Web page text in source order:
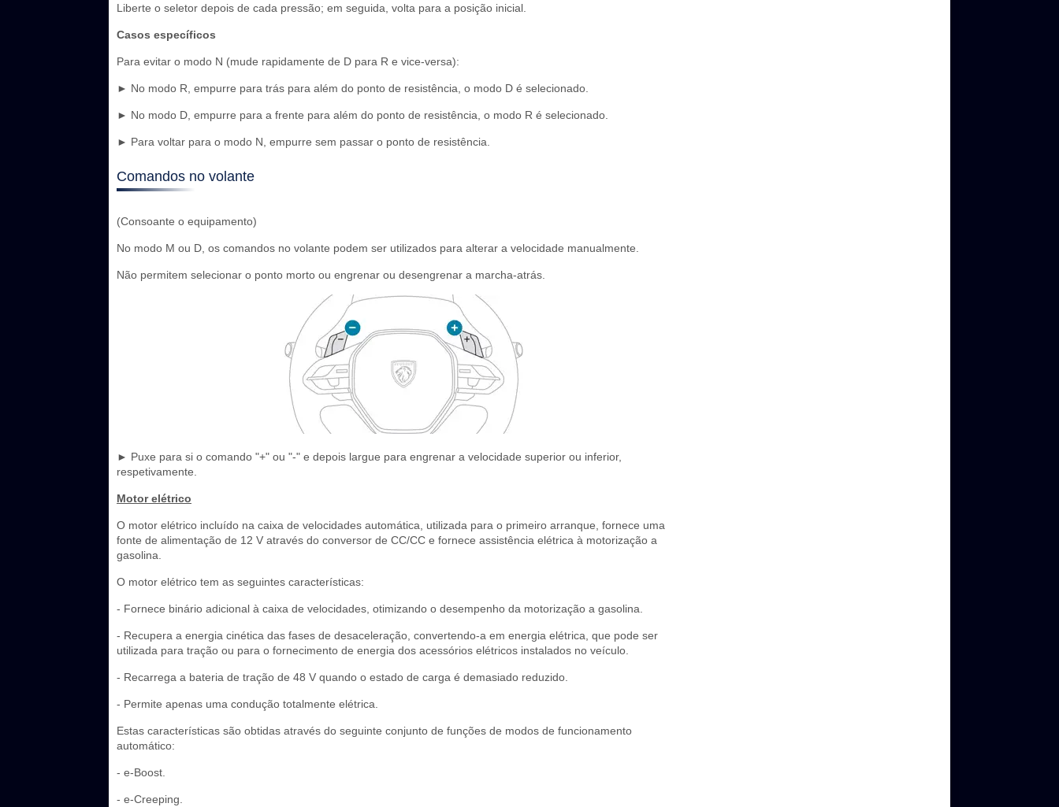
Liberte o seletor depois de cada pressão; em seguida, volta para a posição inicial.
Casos específicos
Para evitar o modo N (mude rapidamente de D para R e vice-versa):
► No modo R, empurre para trás para além do ponto de resistência, o modo D é selecionado.
► No modo D, empurre para a frente para além do ponto de resistência, o modo R é selecionado.
► Para voltar para o modo N, empurre sem passar o ponto de resistência.
Comandos no volante
(Consoante o equipamento)
No modo M ou D, os comandos no volante podem ser utilizados para alterar a velocidade manualmente.
Não permitem selecionar o ponto morto ou engrenar ou desengrenar a marcha-atrás.
► Puxe para si o comando "+" ou "-" e depois largue para engrenar a velocidade superior ou inferior,
respetivamente.
Motor elétrico
O motor elétrico incluído na caixa de velocidades automática, utilizada para o primeiro arranque, fornece uma
fonte de alimentação de 12 V através do conversor de CC/CC e fornece assistência elétrica à motorização a
gasolina.
O motor elétrico tem as seguintes características:
- Fornece binário adicional à caixa de velocidades, otimizando o desempenho da motorização a gasolina.
- Recupera a energia cinética das fases de desaceleração, convertendo-a em energia elétrica, que pode ser
utilizada para tração ou para o fornecimento de energia dos acessórios elétricos instalados no veículo.
- Recarrega a bateria de tração de 48 V quando o estado de carga é demasiado reduzido.
- Permite apenas uma condução totalmente elétrica.
Estas características são obtidas através do seguinte conjunto de funções de modos de funcionamento
automático:
- e-Boost.
- e-Creeping.